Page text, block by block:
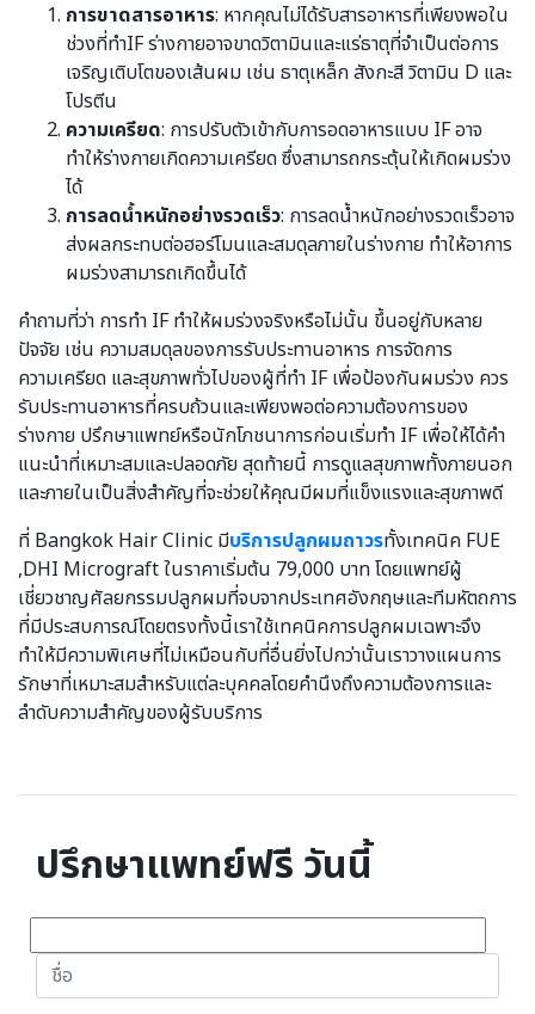
การขาดสารอาหาร: หากคุณไม่ได้รับสารอาหารที่เพียงพอใน
ช่วงที่ทำIF ร่างกายอาจขาดวิตามินและแร่ธาตุที่จำเป็นต่อการ
เจริญเติบโตของเส้นผม เช่น ธาตุเหล็ก สังกะสี วิตามิน D และ
โปรตีน
ความเครียด: การปรับตัวเข้ากับการอดอาหารแบบ IF อาจ
ทำให้ร่างกายเกิดความเครียด ซึ่งสามารถกระตุ้นให้เกิดผมร่วง
ได้
การลดน้ำหนักอย่างรวดเร็ว: การลดน้ำหนักอย่างรวดเร็วอาจ
ส่งผลกระทบต่อฮอร์โมนและสมดุลภายในร่างกาย ทำให้อาการ
ผมร่วงสามารถเกิดขึ้นได้
คำถามที่ว่า การทำ IF ทำให้ผมร่วงจริงหรือไม่นั้น ขึ้นอยู่กับหลาย
ปัจจัย เช่น ความสมดุลของการรับประทานอาหาร การจัดการ
ความเครียด และสุขภาพทั่วไปของผู้ที่ทำ IF เพื่อป้องกันผมร่วง ควร
รับประทานอาหารที่ครบถ้วนและเพียงพอต่อความต้องการของ
ร่างกาย ปรึกษาแพทย์หรือนักโภชนาการก่อนเริ่มทำ IF เพื่อให้ได้คำ
แนะนำที่เหมาะสมและปลอดภัย สุดท้ายนี้ การดูแลสุขภาพทั้งภายนอก
และภายในเป็นสิ่งสำคัญที่จะช่วยให้คุณมีผมที่แข็งแรงและสุขภาพดี
ที่ Bangkok Hair Clinic มีบริการปลูกผมถาวรทั้งเทคนิค FUE
,DHI Micrograft ในราคาเริ่มต้น 79,000 บาท โดยแพทย์ผู้
เชี่ยวชาญศัลยกรรมปลูกผมที่จบจากประเทศอังกฤษและทีมหัตถการ
ที่มีประสบการณ์โดยตรงทั้งนี้เราใช้เทคนิคการปลูกผมเฉพาะจึง
ทำให้มีความพิเศษที่ไม่เหมือนกับที่อื่นยิ่งไปกว่านั้นเราวางแผนการ
รักษาที่เหมาะสมสำหรับแต่ละบุคคลโดยคำนึงถึงความต้องการและ
ลำดับความสำคัญของผู้รับบริการ
ปรึกษาแพทย์ฟรี วันนี้